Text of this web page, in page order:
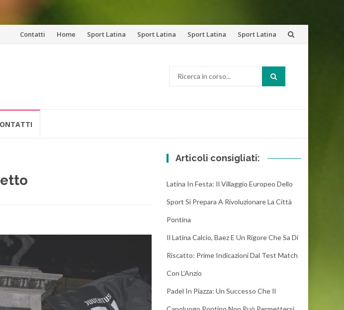
VaiContatti Home Sport Latina Sport Latina Sport Latina Sport Latina
Articoli consigliati:
Latina In Festa: Il Villaggio Europeo Dello
Sport Si Prepara A Rivoluzionare La Città
Pontina
Il Latina Calcio, Baez E Un Rigore Che Sa Di
Riscatto: Prime Indicazioni Dal Test Match
Con L’Anzio
Padel In Piazza: Un Successo Che Il